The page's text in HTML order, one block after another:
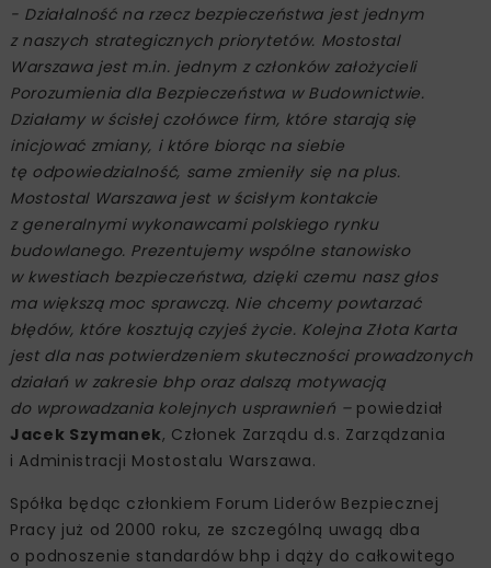
- Działalność na rzecz bezpieczeństwa jest jednym
z naszych strategicznych priorytetów. Mostostal
Warszawa jest m.in. jednym z członków założycieli
Porozumienia dla Bezpieczeństwa w Budownictwie.
Działamy w ścisłej czołówce firm, które starają się
inicjować zmiany, i które biorąc na siebie
tę odpowiedzialność, same zmieniły się na plus.
Mostostal Warszawa jest w ścisłym kontakcie
z generalnymi wykonawcami polskiego rynku
budowlanego. Prezentujemy wspólne stanowisko
w kwestiach bezpieczeństwa, dzięki czemu nasz głos
ma większą moc sprawczą. Nie chcemy powtarzać
błędów, które kosztują czyjeś życie. Kolejna Złota Karta
jest dla nas potwierdzeniem skuteczności prowadzonych
działań w zakresie bhp oraz dalszą motywacją
do wprowadzania kolejnych usprawnień – powiedział
Jacek Szymanek, Członek Zarządu d.s. Zarządzania
i Administracji Mostostalu Warszawa.
Spółka będąc członkiem Forum Liderów Bezpiecznej
Pracy już od 2000 roku, ze szczególną uwagą dba
o podnoszenie standardów bhp i dąży do całkowitego